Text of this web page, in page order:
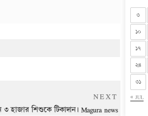
Next
Post
NEXT
৩ হাজার শিশুকে টিকাদান। Magura news
« JUL
৩
১০
১৭
২৪
৩১